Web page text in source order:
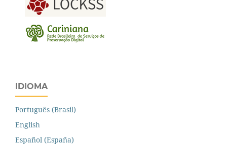
IDIOMA
Português (Brasil)
English
Español (España)